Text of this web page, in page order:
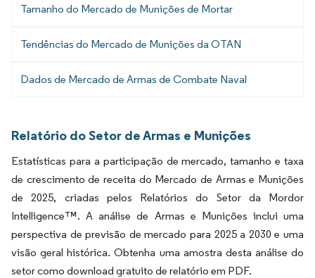
Tamanho do Mercado de Munições de Mortar
Tendências do Mercado de Munições da OTAN
Dados de Mercado de Armas de Combate Naval
Relatório do Setor de Armas e Munições
Estatísticas para a participação de mercado, tamanho e taxa
de crescimento de receita do Mercado de Armas e Munições
de 2025, criadas pelos Relatórios do Setor da Mordor
Intelligence™. A análise de Armas e Munições inclui uma
perspectiva de previsão de mercado para 2025 a 2030 e uma
visão geral histórica. Obtenha uma amostra desta análise do
setor como download gratuito de relatório em PDF.